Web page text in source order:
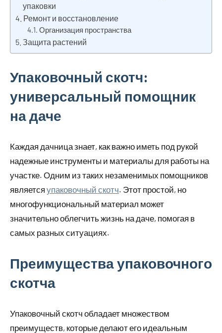
упаковки
Ремонт и восстановление
Организация пространства
Защита растений
Упаковочный скотч:
универсальный помощник
на даче
Каждая дачница знает, как важно иметь под рукой
надежные инструменты и материалы для работы на
участке. Одним из таких незаменимых помощников
является упаковочный скотч. Этот простой, но
многофункциональный материал может
значительно облегчить жизнь на даче, помогая в
самых разных ситуациях.
Преимущества упаковочного
скотча
Упаковочный скотч обладает множеством
преимуществ, которые делают его идеальным